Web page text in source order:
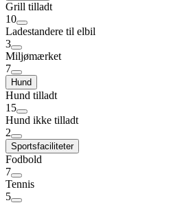
Grill tilladt
10
Ladestandere til elbil
3
Miljømærket
7
Hund
Hund tilladt
15
Hund ikke tilladt
2
Sportsfaciliteter
Fodbold
7
Tennis
5